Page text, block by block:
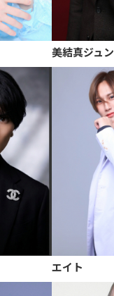
美結真ジュン
エイト